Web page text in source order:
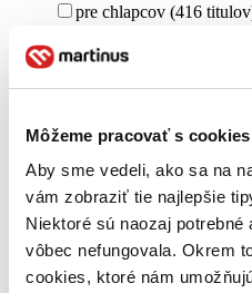
Môžeme pracovať s
Aby sme vedeli, ako sa na
vám zobraziť tie najlepšie
Niektoré sú naozaj
vôbec nefungovala. Okrem
cookies, ktoré nám
pre chlapcov (416
pre žiakov (246 titulov)
pre predškolákov (182
pre fyzické osoby (127
pre najmenších (112
pre cudzincov (102
pre cestovateľov (85
pre prvákov (52 titulov)
pre trénerov (51 titulov)